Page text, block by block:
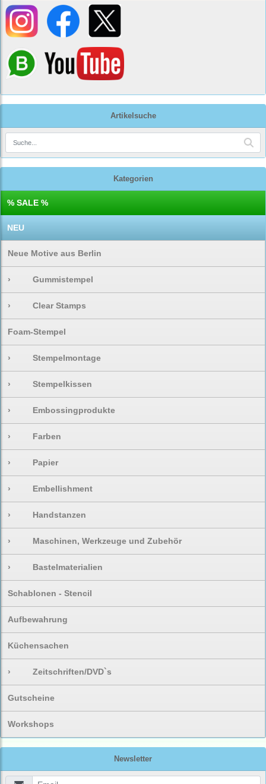
Artikelsuche
Kategorien
% SALE %
NEU
Neue Motive aus Berlin
› Gummistempel
› Clear Stamps
Foam-Stempel
› Stempelmontage
› Stempelkissen
› Embossingprodukte
› Farben
› Papier
› Embellishment
› Handstanzen
› Maschinen, Werkzeuge und Zubehör
› Bastelmaterialien
Schablonen - Stencil
Aufbewahrung
Küchensachen
› Zeitschriften/DVD`s
Gutscheine
Workshops
Newsletter